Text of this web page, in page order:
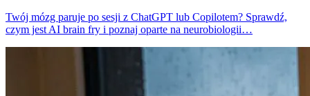
Twój mózg paruje po sesji z ChatGPT lub Copilotem? Sprawdź,
czym jest AI brain fry i poznaj oparte na neurobiologii…